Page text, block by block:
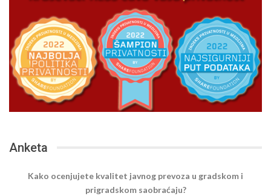
Anketa
Kako ocenjujete kvalitet javnog prevoza u gradskom i
prigradskom saobraćaju?